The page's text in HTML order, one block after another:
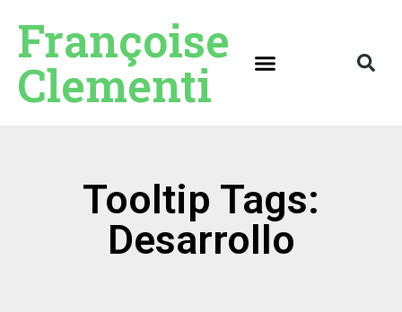
Françoise
Clementi
Tooltip Tags:
Desarrollo